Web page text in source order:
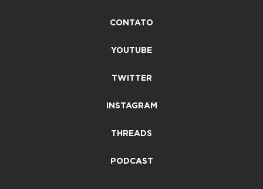
CONTATO
YOUTUBE
TWITTER
INSTAGRAM
THREADS
PODCAST